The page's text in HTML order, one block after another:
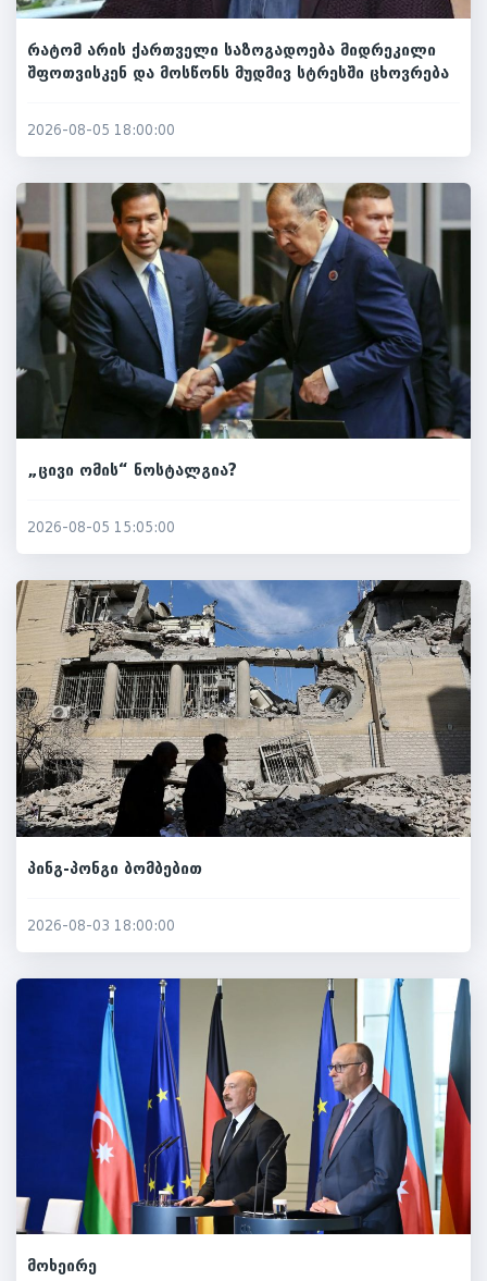
რატომ არის ქართველი საზოგადოება მიდრეკილი
შფოთვისკენ და მოსწონს მუდმივ სტრესში ცხოვრება
2026-08-05 18:00:00
„ცივი ომის“ ნოსტალგია?
2026-08-05 15:05:00
პინგ-პონგი ბომბებით
2026-08-03 18:00:00
მოხეირე